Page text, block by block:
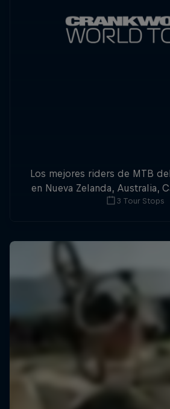
Los mejores riders de MTB
en Nueva Zelanda, Australia,
por la triple corona del
3 Tour Stops